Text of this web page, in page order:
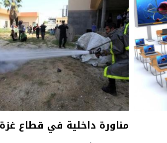
مناورة داخلية في قطاع غزة